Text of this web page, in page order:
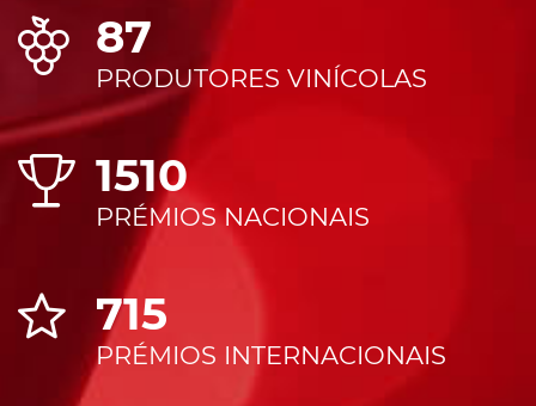
87
PRODUTORES VINÍCOLAS
1510
PRÉMIOS NACIONAIS
715
PRÉMIOS INTERNACIONAIS